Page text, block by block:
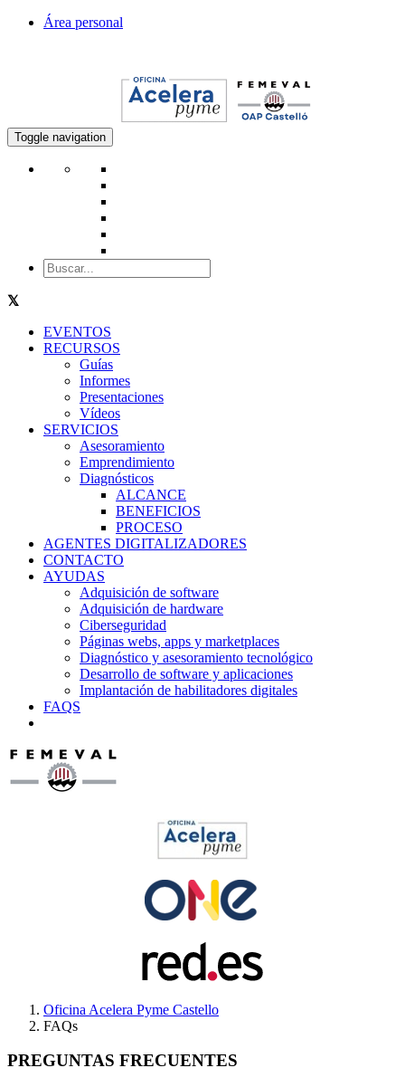
Área personal
Toggle navigation
EVENTOS
RECURSOS
Guías
Informes
Presentaciones
Vídeos
SERVICIOS
Asesoramiento
Emprendimiento
Diagnósticos
ALCANCE
BENEFICIOS
PROCESO
AGENTES DIGITALIZADORES
CONTACTO
AYUDAS
Adquisición de software
Adquisición de hardware
Ciberseguridad
Páginas webs, apps y marketplaces
Diagnóstico y asesoramiento tecnológico
Desarrollo de software y aplicaciones
Implantación de habilitadores digitales
FAQS
Oficina Acelera Pyme Castello
FAQs
PREGUNTAS FRECUENTES